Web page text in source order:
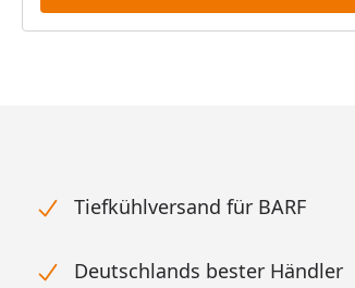
Tiefkühlversand für BARF
Deutschlands bester Händler